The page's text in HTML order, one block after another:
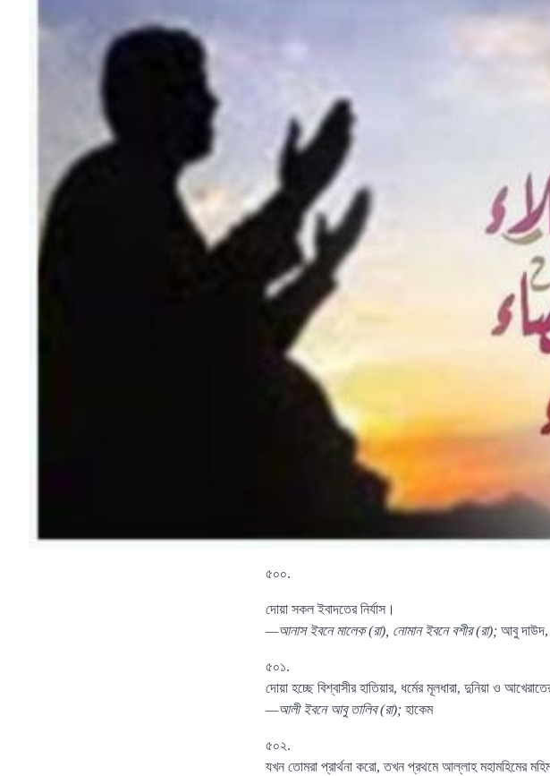
৫০০.
দোয়া সকল ইবাদতের নির্যাস।
—আনাস ইবনে মালেক (রা), নোমান ইবনে বশীর (রা); আবু দাউদ,
৫০১.
দোয়া হচ্ছে বিশ্বাসীর হাতিয়ার, ধর্মের মূলধারা, দুনিয়া ও
—আলী ইবনে আবু তালিব (রা); হাকেম
৫০২.
যখন তোমরা প্রার্থনা করো, তখন প্রথমে আল্লাহ মহামহিমের